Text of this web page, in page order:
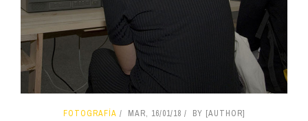
FOTOGRAFÍA MAR, 16/01/18 BY [AUTHOR]